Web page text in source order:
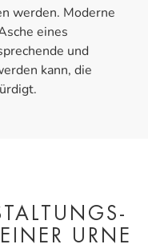
werden. Moderne
eines
und
kann, die
URNE